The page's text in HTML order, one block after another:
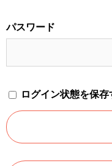
パスワード
ログイン状態を保存